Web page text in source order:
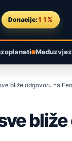
Donacije: 11%
bliže odgovoru na